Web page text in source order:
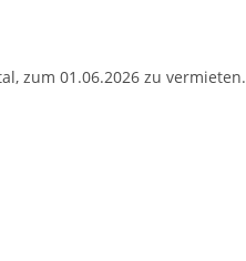
zum 01.06.2026 zu vermieten.